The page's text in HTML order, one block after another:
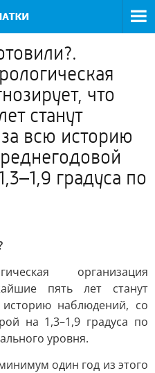
что
станут
всю историю
градуса по
организация
пять лет станут
наблюдений, со
на 1,3–1,9 градуса по
уровня.
один год из этого